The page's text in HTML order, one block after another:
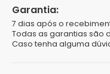
Garantia:
7 dias após o
Todas as garantias são
Caso tenha alguma